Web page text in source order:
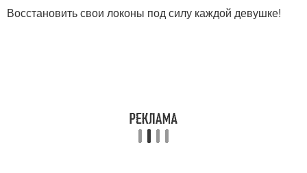
Восстановить свои локоны под силу каждой девушке!